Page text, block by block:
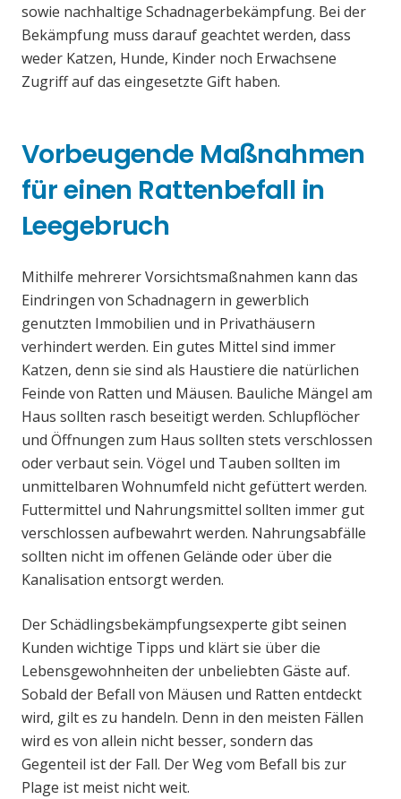
sowie nachhaltige Schadnagerbekämpfung. Bei der
Bekämpfung muss darauf geachtet werden, dass
weder Katzen, Hunde, Kinder noch Erwachsene
Zugriff auf das eingesetzte Gift haben.
Vorbeugende Maßnahmen
für einen Rattenbefall in
Leegebruch
Mithilfe mehrerer Vorsichtsmaßnahmen kann das
Eindringen von Schadnagern in gewerblich
genutzten Immobilien und in Privathäusern
verhindert werden. Ein gutes Mittel sind immer
Katzen, denn sie sind als Haustiere die natürlichen
Feinde von Ratten und Mäusen. Bauliche Mängel am
Haus sollten rasch beseitigt werden. Schlupflöcher
und Öffnungen zum Haus sollten stets verschlossen
oder verbaut sein. Vögel und Tauben sollten im
unmittelbaren Wohnumfeld nicht gefüttert werden.
Futtermittel und Nahrungsmittel sollten immer gut
verschlossen aufbewahrt werden. Nahrungsabfälle
sollten nicht im offenen Gelände oder über die
Kanalisation entsorgt werden.
Der Schädlingsbekämpfungsexperte gibt seinen
Kunden wichtige Tipps und klärt sie über die
Lebensgewohnheiten der unbeliebten Gäste auf.
Sobald der Befall von Mäusen und Ratten entdeckt
wird, gilt es zu handeln. Denn in den meisten Fällen
wird es von allein nicht besser, sondern das
Gegenteil ist der Fall. Der Weg vom Befall bis zur
Plage ist meist nicht weit.